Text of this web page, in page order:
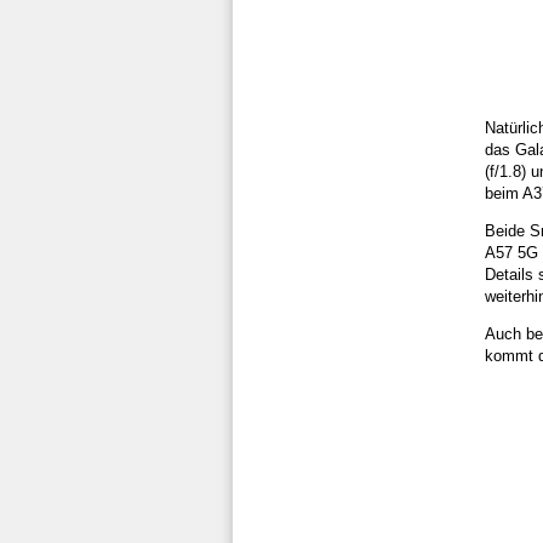
das
(f/1.8)
beim
Beide
A57 5G
Details
Auch
kommt